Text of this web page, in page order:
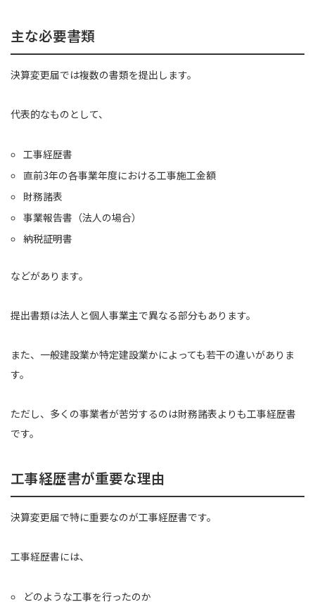
主な必要書類
決算変更届では複数の書類を提出します。
代表的なものとして、
工事経歴書
直前3年の各事業年度における工事施工金額
財務諸表
事業報告書（法人の場合）
納税証明書
などがあります。
提出書類は法人と個人事業主で異なる部分もあります。
また、一般建設業か特定建設業かによっても若干の違いがありま
す。
ただし、多くの事業者が苦労するのは財務諸表よりも工事経歴書
です。
工事経歴書が重要な理由
決算変更届で特に重要なのが工事経歴書です。
工事経歴書には、
どのような工事を行ったのか